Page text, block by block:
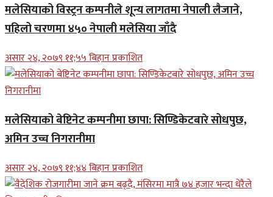
मलेसियाको विस्ट्रन कम्पनीले शून्य लागतमा नेपाली लैजाने,
पहिलो चरणमा ४५० नेपाली मलेसिया जाँदै
असार २४, २०७९ ११;५५ बिहान प्रकाशित
मलेसियाको बेष्टिनेट कम्पनीमा छापा: सिण्डिकेटबारे सोधपुछ,
अमिन उच्च निगरानीमा
असार २४, २०७९ ११;४४ बिहान प्रकाशित